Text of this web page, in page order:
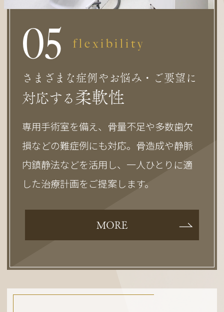
05 flexibility
さまざまな症例やお悩み・ご要望に
対応する 柔軟性
専用手術室を備え、骨量不足や多数歯欠
損などの難症例にも対応。骨造成や静脈
内鎮静法などを活用し、一人ひとりに適
した治療計画をご提案します。
MORE